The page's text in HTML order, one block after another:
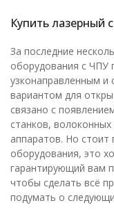
Купить лазерный
За последние
оборудования с ЧПУ
узконаправленным
вариантом для
связано с
станков,
аппаратов. Но
оборудования, это
гарантирующий вам
чтобы сделать всё
подумать о